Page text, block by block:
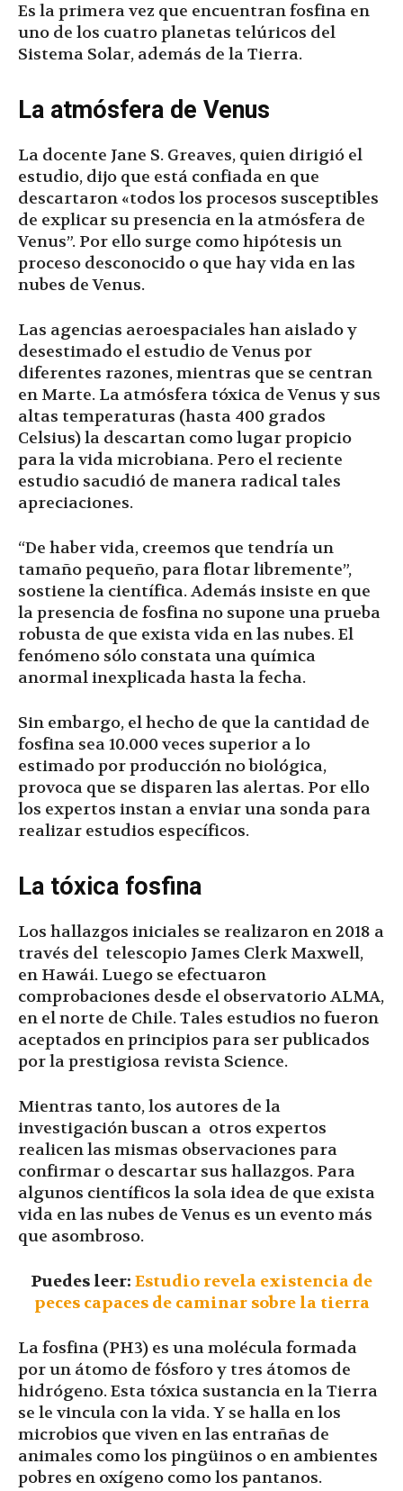
Es la primera vez que encuentran fosfina en
uno de los cuatro planetas telúricos del
Sistema Solar, además de la Tierra.
La atmósfera de Venus
La docente Jane S. Greaves, quien dirigió el
estudio, dijo que está confiada en que
descartaron «todos los procesos susceptibles
de explicar su presencia en la atmósfera de
Venus”. Por ello surge como hipótesis un
proceso desconocido o que hay vida en las
nubes de Venus.
Las agencias aeroespaciales han aislado y
desestimado el estudio de Venus por
diferentes razones, mientras que se centran
en Marte. La atmósfera tóxica de Venus y sus
altas temperaturas (hasta 400 grados
Celsius) la descartan como lugar propicio
para la vida microbiana. Pero el reciente
estudio sacudió de manera radical tales
apreciaciones.
“De haber vida, creemos que tendría un
tamaño pequeño, para flotar libremente”,
sostiene la científica. Además insiste en que
la presencia de fosfina no supone una prueba
robusta de que exista vida en las nubes. El
fenómeno sólo constata una química
anormal inexplicada hasta la fecha.
Sin embargo, el hecho de que la cantidad de
fosfina sea 10.000 veces superior a lo
estimado por producción no biológica,
provoca que se disparen las alertas. Por ello
los expertos instan a enviar una sonda para
realizar estudios específicos.
La tóxica fosfina
Los hallazgos iniciales se realizaron en 2018 a
través del telescopio James Clerk Maxwell,
en Hawái. Luego se efectuaron
comprobaciones desde el observatorio ALMA,
en el norte de Chile. Tales estudios no fueron
aceptados en principios para ser publicados
por la prestigiosa revista Science.
Mientras tanto, los autores de la
investigación buscan a otros expertos
realicen las mismas observaciones para
confirmar o descartar sus hallazgos. Para
algunos científicos la sola idea de que exista
vida en las nubes de Venus es un evento más
que asombroso.
Puedes leer: Estudio revela existencia de
peces capaces de caminar sobre la tierra
La fosfina (PH3) es una molécula formada
por un átomo de fósforo y tres átomos de
hidrógeno. Esta tóxica sustancia en la Tierra
se le vincula con la vida. Y se halla en los
microbios que viven en las entrañas de
animales como los pingüinos o en ambientes
pobres en oxígeno como los pantanos.